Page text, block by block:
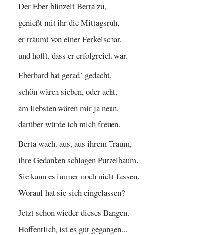
Der Eber blinzelt Berta zu,
genießt mit ihr die Mittagsruh,
er träumt von einer Ferkelschar,
und hofft, dass er erfolgreich war.
Eberhard hat gerad´ gedacht,
schön wären sieben, oder acht,
am liebsten wären mir ja neun,
darüber würde ich mich freuen.
Berta wacht aus, aus ihrem Traum,
ihre Gedanken schlagen Purzelbaum.
Sie kann es immer noch nicht fassen.
Worauf hat sie sich eingelassen?
Jetzt schon wieder dieses Bangen.
Hoffentlich, ist es gut gegangen...